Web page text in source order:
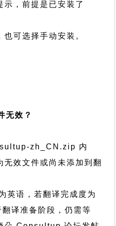
示，前提是已安装了
可选择手动安装。
无效？
zh_CN.zip 内
无效文件或尚未添加到翻
英语，若翻译完成度为
翻译准备阶段，仍需等